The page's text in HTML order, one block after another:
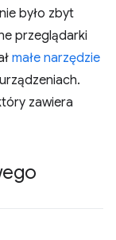
było zbyt
przeglądarki
małe narzędzie
zawiera